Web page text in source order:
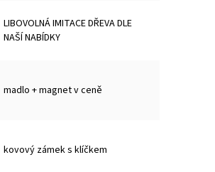
LIBOVOLNÁ IMITACE DŘEVA DLE
NAŠÍ NABÍDKY
madlo + magnet v ceně
kovový zámek s klíčkem